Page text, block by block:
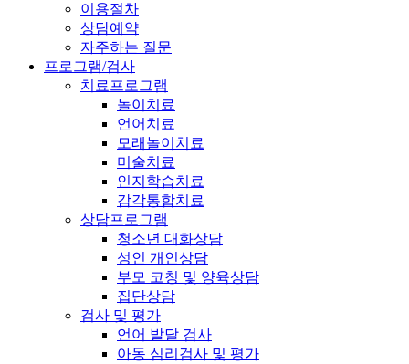
이용절차
상담예약
자주하는 질문
프로그램/검사
치료프로그램
놀이치료
언어치료
모래놀이치료
미술치료
인지학습치료
감각통합치료
상담프로그램
청소년 대화상담
성인 개인상담
부모 코칭 및 양육상담
집단상담
검사 및 평가
언어 발달 검사
아동 심리검사 및 평가